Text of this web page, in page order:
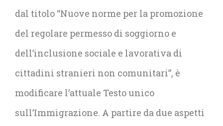
dal titolo “Nuove norme per la promozione
del regolare permesso di soggiorno e
dell’inclusione sociale e lavorativa di
cittadini stranieri non comunitari”, è
modificare l’attuale Testo unico
sull’Immigrazione. A partire da due aspetti